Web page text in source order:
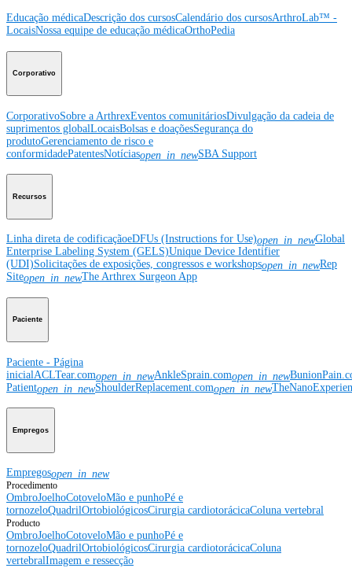
Educação médicaDescrição dos cursosCalendário dos cursosArthroLab™ -
LocaisNossa equipe de educação médicaOrthoPedia
Corporativo
CorporativoSobre a ArthrexEventos comunitáriosDivulgação da cadeia de
suprimentos globalLocaisBolsas e doaçõesSegurança do
produtoGerenciamento de risco e
conformidadePatentesNotíciasopen_in_newSBA Support
Recursos
Linha direta de codificaçãoeDFUs (Instructions for Use)open_in_newGlobal
Enterprise Labeling System (GELS)Unique Device Identifier
(UDI)Solicitações de exposições, congressos e workshopsopen_in_newRep
Siteopen_in_newThe Arthrex Surgeon App
Paciente
Paciente - Página
inicialACLTear.comopen_in_newAnkleSprain.comopen_in_new
Patientopen_in_newShoulderReplacement.comopen_in_new
Empregos
Empregosopen_in_new
Procedimento
OmbroJoelhoCotoveloMão e punhoPé e
tornozeloQuadrilOrtobiológicosCirurgia cardiotorácicaColuna vertebral
Producto
OmbroJoelhoCotoveloMão e punhoPé e
tornozeloQuadrilOrtobiológicosCirurgia cardiotorácicaColuna
vertebralImagem e ressecção